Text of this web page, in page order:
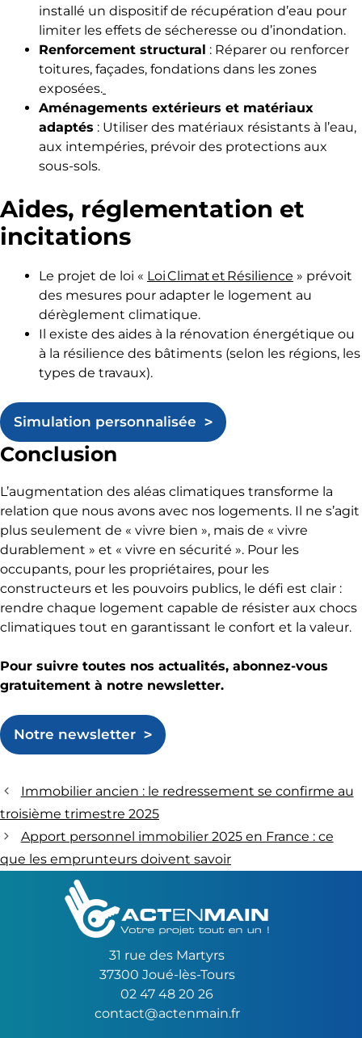
installé un dispositif de récupération d’eau pour
limiter les effets de sécheresse ou d’inondation.
Renforcement structural : Réparer ou renforcer
toitures, façades, fondations dans les zones
exposées.
Aménagements extérieurs et matériaux
adaptés : Utiliser des matériaux résistants à l’eau,
aux intempéries, prévoir des protections aux
sous-sols.
Aides, réglementation et
incitations
Le projet de loi « Loi Climat et Résilience » prévoit
des mesures pour adapter le logement au
dérèglement climatique.
Il existe des aides à la rénovation énergétique ou
à la résilience des bâtiments (selon les régions, les
types de travaux).
Simulation personnalisée
Conclusion
L’augmentation des aléas climatiques transforme la
relation que nous avons avec nos logements. Il ne s’agit
plus seulement de « vivre bien », mais de « vivre
durablement » et « vivre en sécurité ». Pour les
occupants, pour les propriétaires, pour les
constructeurs et les pouvoirs publics, le défi est clair :
rendre chaque logement capable de résister aux chocs
climatiques tout en garantissant le confort et la valeur.
Pour suivre toutes nos actualités, abonnez-vous
gratuitement à notre newsletter.
Notre newsletter
Immobilier ancien : le redressement se confirme au
troisième trimestre 2025
Apport personnel immobilier 2025 en France : ce
que les emprunteurs doivent savoir
31 rue des Martyrs
37300 Joué-lès-Tours
02 47 48 20 26
contact@actenmain.fr